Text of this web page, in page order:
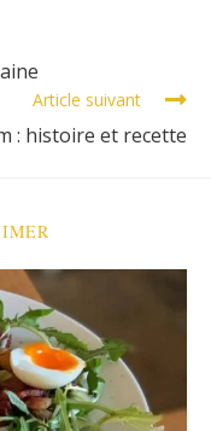
Article suivant
: histoire et recette